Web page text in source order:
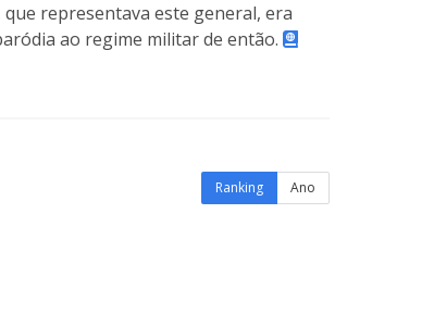
representava este general, era
ao regime militar de então.
Ranking Ano